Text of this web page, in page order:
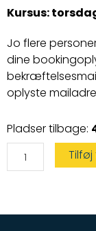
Kursus: torsdag
Jo flere
dine
oplyste
Pladser tilbage:
antal
Tilføj